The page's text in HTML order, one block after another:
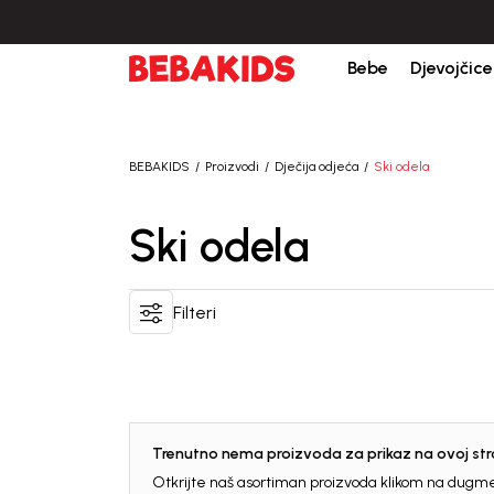
Bebe Djevojčice
BEBAKIDS Proizvodi Dječija odjeća Ski odela
Ski odela
Filteri
Trenutno nema proizvoda za prikaz na ovoj
Otkrijte naš asortiman proizvoda klikom na